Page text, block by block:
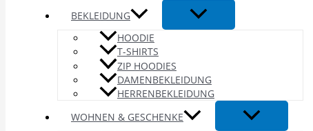
BEKLEIDUNG
HOODIE
T-SHIRTS
ZIP HOODIES
DAMENBEKLEIDUNG
HERRENBEKLEIDUNG
WOHNEN & GESCHENKE